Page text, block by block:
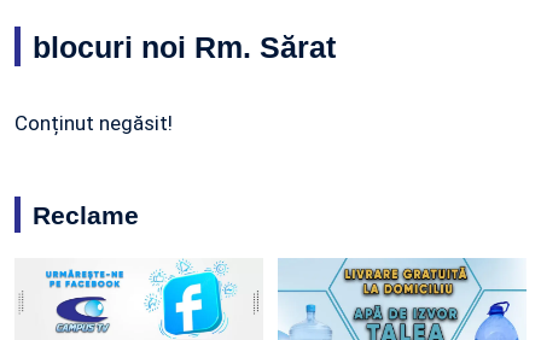
blocuri noi Rm. Sărat
Conținut negăsit!
Reclame